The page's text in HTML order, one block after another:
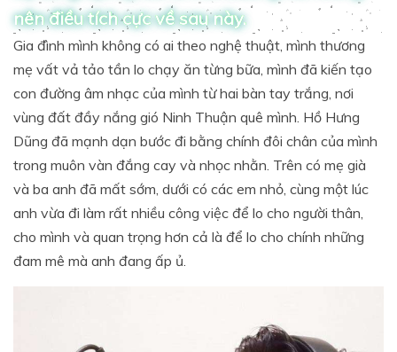
nên điều tích cực về sau này.
Gia đình mình không có ai theo nghệ thuật, mình thương
mẹ vất vả tảo tần lo chạy ăn từng bữa, mình đã kiến tạo
con đường âm nhạc của mình từ hai bàn tay trắng, nơi
vùng đất đầy nắng gió Ninh Thuận quê mình. Hồ Hưng
Dũng đã mạnh dạn bước đi bằng chính đôi chân của mình
trong muôn vàn đắng cay và nhọc nhằn. Trên có mẹ già
và ba anh đã mất sớm, dưới có các em nhỏ, cùng một lúc
anh vừa đi làm rất nhiều công việc để lo cho người thân,
cho mình và quan trọng hơn cả là để lo cho chính những
đam mê mà anh đang ấp ủ.